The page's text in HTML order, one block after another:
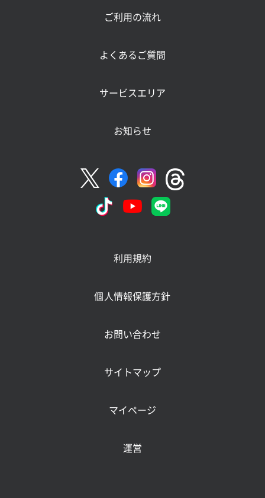
ご利用の流れ
よくあるご質問
サービスエリア
お知らせ
利用規約
個人情報保護方針
お問い合わせ
サイトマップ
マイページ
運営